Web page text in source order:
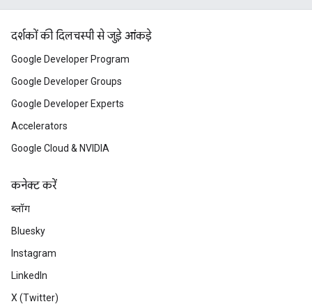
दर्शकों की दिलचस्पी से जुड़े आंकड़े
Google Developer Program
Google Developer Groups
Google Developer Experts
Accelerators
Google Cloud & NVIDIA
कनेक्ट करें
ब्लॉग
Bluesky
Instagram
LinkedIn
X (Twitter)